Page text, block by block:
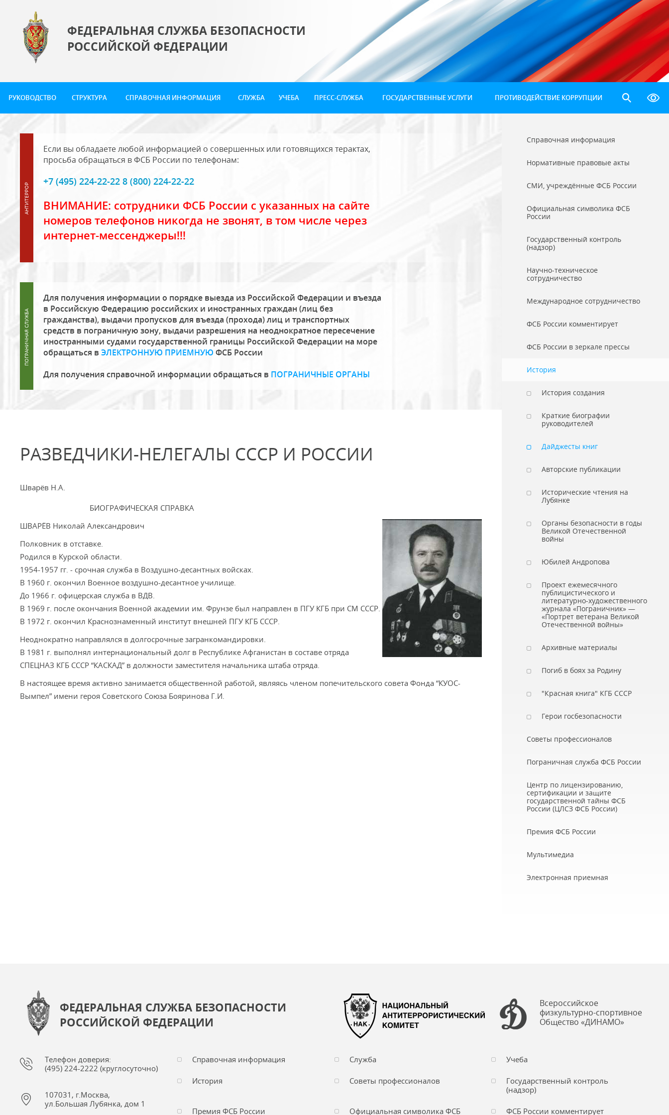
ФЕДЕРАЛЬНАЯ СЛУЖБА БЕЗОПАСНОСТИ
РОССИЙСКОЙ ФЕДЕРАЦИИ
РУКОВОДСТВО СТРУКТУРА СПРАВОЧНАЯ ИНФОРМАЦИЯ СЛУЖБА УЧЕБА ПРЕСС-СЛУЖБА ГОСУДАРСТВЕННЫЕ УСЛУГИ ПРОТИВОДЕЙСТВИЕ КОРРУПЦИИ
Если вы обладаете любой информацией о совершенных или готовящихся терактах,
просьба обращаться в ФСБ России по телефонам:
+7 (495) 224-22-22 8 (800) 224-22-22
ВНИМАНИЕ: сотрудники ФСБ России с указанных на сайте
номеров телефонов никогда не звонят, в том числе через
интернет-мессенджеры!!!
Для получения информации о порядке выезда из Российской Федерации и въезда
в Российскую Федерацию российских и иностранных граждан (лиц без
гражданства), выдачи пропусков для въезда (прохода) лиц и транспортных
средств в пограничную зону, выдачи разрешения на неоднократное пересечение
иностранными судами государственной границы Российской Федерации на море
обращаться в ЭЛЕКТРОННУЮ ПРИЕМНУЮ ФСБ России
Для получения справочной информации обращаться в ПОГРАНИЧНЫЕ ОРГАНЫ
РАЗВЕДЧИКИ-НЕЛЕГАЛЫ СССР И РОССИИ
Шварёв Н.А.
БИОГРАФИЧЕСКАЯ СПРАВКА
ШВАРЁВ Николай Александрович
Полковник в отставке.
Родился в Курской области.
1954-1957 гг. - срочная служба в Воздушно-десантных войсках.
В 1960 г. окончил Военное воздушно-десантное училище.
До 1966 г. офицерская служба в ВДВ.
В 1969 г. после окончания Военной академии им. Фрунзе был направлен в ПГУ КГБ при СМ СССР.
В 1972 г. окончил Краснознаменный институт внешней ПГУ КГБ СССР.
Неоднократно направлялся в долгосрочные загранкомандировки.
В 1981 г. выполнял интернациональный долг в Республике Афганистан в составе отряда
СПЕЦНАЗ КГБ СССР “КАСКАД” в должности заместителя начальника штаба отряда.
В настоящее время активно занимается общественной работой, являясь членом попечительского совета Фонда “КУОС-
Вымпел” имени героя Советского Союза Бояринова Г.И.
Справочная информация
Нормативные правовые акты
СМИ, учреждённые ФСБ России
Официальная символика ФСБ
России
Государственный контроль
(надзор)
Научно-техническое
сотрудничество
Международное сотрудничество
ФСБ России комментирует
ФСБ России в зеркале прессы
История
История создания
Краткие биографии
руководителей
Дайджесты книг
Авторские публикации
Исторические чтения на
Лубянке
Органы безопасности в годы
Великой Отечественной
войны
Юбилей Андропова
Проект ежемесячного
публицистического и
литературно-художественного
журнала «Пограничник» —
«Портрет ветерана Великой
Отечественной войны»
Архивные материалы
Погиб в боях за Родину
"Красная книга" КГБ СССР
Герои госбезопасности
Советы профессионалов
Пограничная служба ФСБ России
Центр по лицензированию,
сертификации и защите
государственной тайны ФСБ
России (ЦЛСЗ ФСБ России)
Премия ФСБ России
Мультимедиа
Электронная приемная
ФЕДЕРАЛЬНАЯ СЛУЖБА БЕЗОПАСНОСТИ
РОССИЙСКОЙ ФЕДЕРАЦИИ
Всероссийское
физкультурно-спортивное
Общество «ДИНАМО»
Телефон доверия:
(495) 224-2222 (круглосуточно)
107031, г.Москва,
ул.Большая Лубянка, дом 1
Справочная информация Служба Учеба
История Советы профессионалов
Государственный контроль
(надзор)
Премия ФСБ России Официальная символика ФСБ ФСБ России комментирует